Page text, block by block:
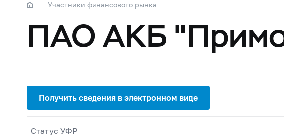
Участники финансового рынка
ПАО АКБ
Статус УФР